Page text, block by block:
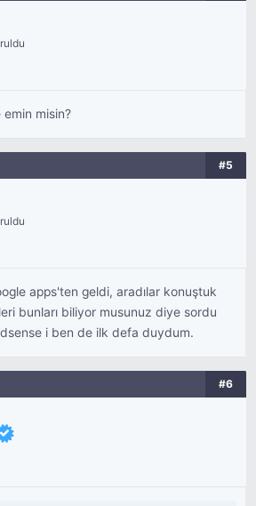
misin?
#5
apps'ten geldi, aradılar konuştuk
bunları biliyor musunuz diye sordu
i ben de ilk defa duydum.
#6